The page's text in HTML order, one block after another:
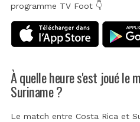
programme TV Foot 👇
À quelle heure s'est joué le
Suriname ?
Le match entre Costa Rica et